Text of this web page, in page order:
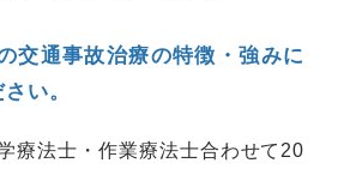
交通事故治療の特徴・強みに
い。
療法士・作業療法士合わせて20